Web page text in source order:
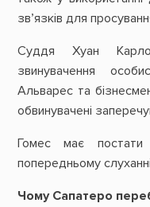
зв’язків для
Суддя Хуан
звинувачення
Альварес та
обвинувачені
Гомес має
попередньому
Чому Сапатеро